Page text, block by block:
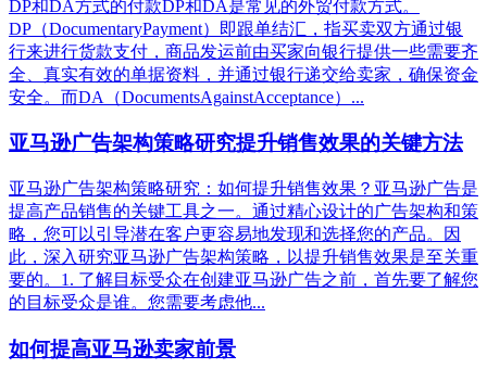
DP和DA方式的付款DP和DA是常见的外贸付款方式。
DP（DocumentaryPayment）即跟单结汇，指买卖双方通过银
行来进行货款支付，商品发运前由买家向银行提供一些需要齐
全、真实有效的单据资料，并通过银行递交给卖家，确保资金
安全。而DA（DocumentsAgainstAcceptance）...
亚马逊广告架构策略研究提升销售效果的关键方法
亚马逊广告架构策略研究：如何提升销售效果？亚马逊广告是
提高产品销售的关键工具之一。通过精心设计的广告架构和策
略，您可以引导潜在客户更容易地发现和选择您的产品。因
此，深入研究亚马逊广告架构策略，以提升销售效果是至关重
要的。1. 了解目标受众在创建亚马逊广告之前，首先要了解您
的目标受众是谁。您需要考虑他...
如何提高亚马逊卖家前景